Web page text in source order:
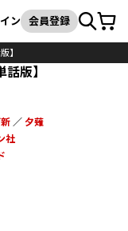
検索
ン 会員登録カート
】
版】
／ 夕薙
社